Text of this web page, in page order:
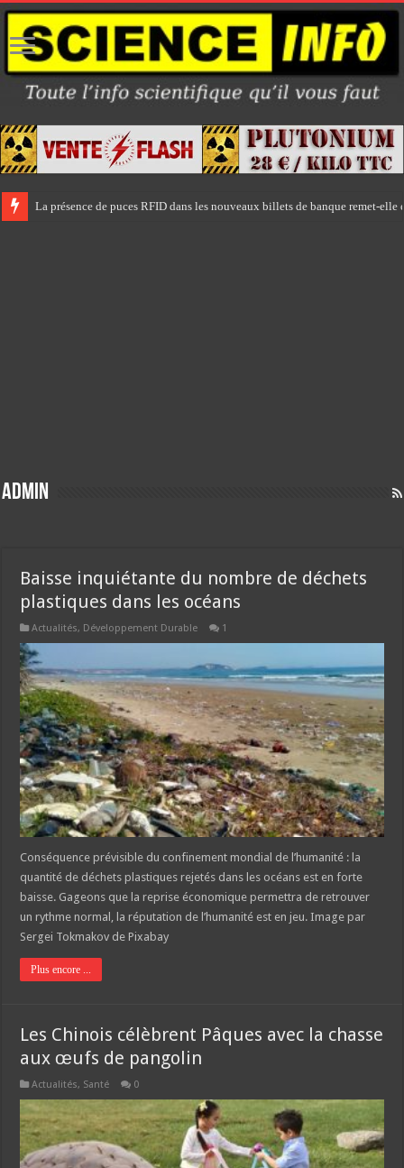
La présence de puces RFID dans les nouveaux billets de banque remet-
Admin
Baisse inquiétante du nombre de déchets
plastiques dans les océans
Actualités, Développement Durable 1
Conséquence prévisible du confinement mondial de l’humanité : la
quantité de déchets plastiques rejetés dans les océans est en forte
baisse. Gageons que la reprise économique permettra de retrouver
un rythme normal, la réputation de l’humanité est en jeu. Image par
Sergei Tokmakov de Pixabay
Plus encore ...
Les Chinois célèbrent Pâques avec la chasse
aux œufs de pangolin
Actualités, Santé 0